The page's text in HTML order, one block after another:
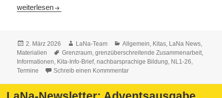
Kitas hergehört: Kita-Info-Brief 1/2026 ist versendet
weiterlesen
Veröffentlicht
am
2. März 2026 Autor
LaNa-Team Kategorien
Allgemein Kitas LaNa News
Materialien
Schlagwörter
Grenzraum ,grenzüberschreitende Zusammenarbeit
Informationen Kita-Info-Brief,nachbarsprachige Bildung NL1-26
Termine
Schreib einen Kommmentar